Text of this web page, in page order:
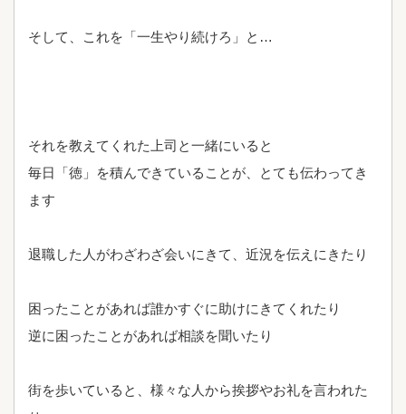
そして、これを「一生やり続けろ」と…
それを教えてくれた上司と一緒にいると
毎日「徳」を積んできていることが、とても伝わってき
ます
退職した人がわざわざ会いにきて、近況を伝えにきたり
困ったことがあれば誰かすぐに助けにきてくれたり
逆に困ったことがあれば相談を聞いたり
街を歩いていると、様々な人から挨拶やお礼を言われた